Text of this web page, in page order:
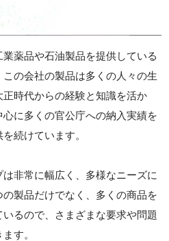
薬品や石油製品を提供している
この会社の製品は多くの人々の生
時代からの経験と知識を活か
に多くの官公庁への納入実績を
続けています。
非常に幅広く、多様なニーズに
製品だけでなく、多くの商品を
るので、さまざまな要求や問題
す。